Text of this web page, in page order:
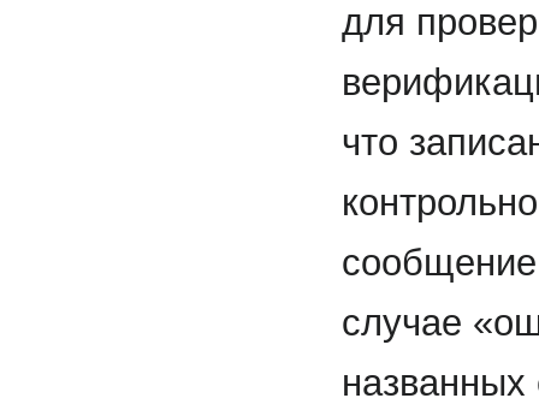
для
что
случае
названных